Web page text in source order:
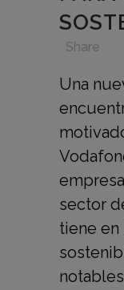
Share
Una
sector
tiene en